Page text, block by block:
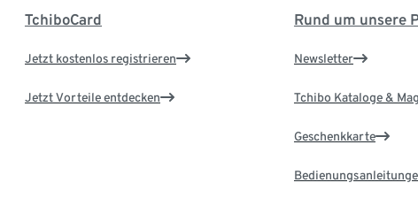
TchiboCard
Jetzt kostenlos registrieren
Jetzt Vorteile entdecken
Rund um unsere
Newsletter
Tchibo Kataloge &
Geschenkkarte